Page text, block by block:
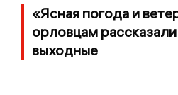
«Ясная погода и
орловцам
выходные